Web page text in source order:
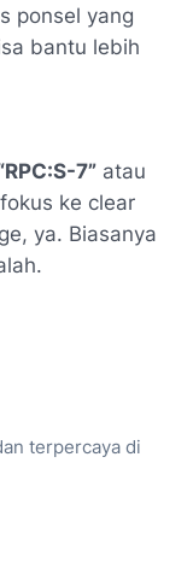
ponsel yang
bantu lebih
7” atau
ke clear
, ya. Biasanya
terpercaya di